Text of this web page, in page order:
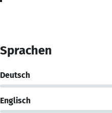
Sprachen
Deutsch
Englisch